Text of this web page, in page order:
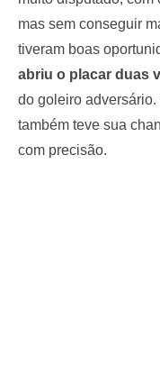
mas sem conseguir
tiveram boas
abriu o placar duas
do goleiro
também teve sua
com precisão.